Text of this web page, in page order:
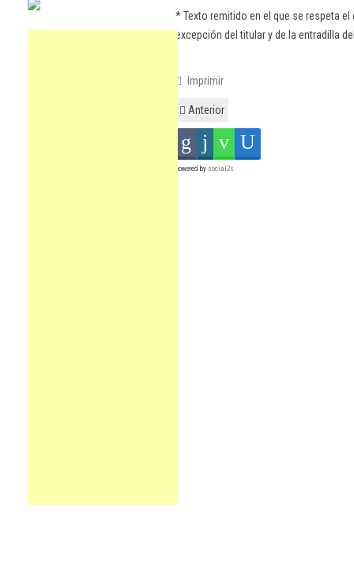
* Texto remitido en el que se respeta
excepción del titular y de la entradilla
Imprimir
Anterior
powered by social2s